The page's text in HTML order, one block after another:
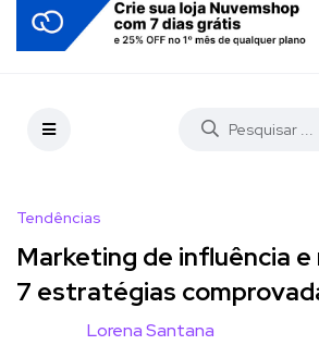
Tendências
Marketing de influência e
7 estratégias
Lorena Santana